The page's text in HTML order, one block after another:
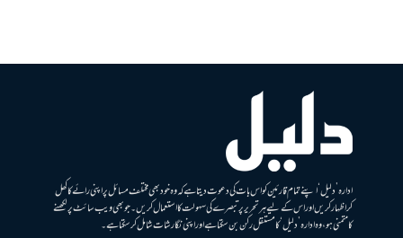
ادارہ ’دلیل‘ اپنے تمام قارئین کو اس بات کی دعوت دیتا ہے کہ وہ خود بھی مختلف مسائل پر اپنی رائے کا کھل
کر اظہار کریں اور اس کے لیے ہر تحریر پر تبصرے کی سہولت کا استعمال کریں۔ جو بھی ویب سائٹ پر لکھنے
کا متمنی ہو، وہ ادارہ ’دلیل‘ کا مستقل رکن بن سکتا ہے اور اپنی نگارشات شامل کرسکتا ہے۔